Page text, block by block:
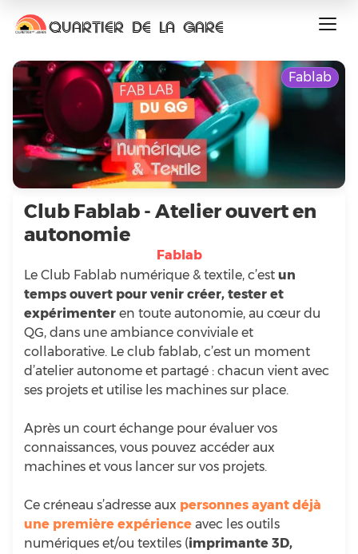
QUARTIER DE LA GARE
Fablab
Club Fablab - Atelier ouvert en
autonomie
Fablab
Le Club Fablab numérique & textile, c’est un
temps ouvert pour venir créer, tester et
expérimenter en toute autonomie, au cœur du
QG, dans une ambiance conviviale et
collaborative. Le club fablab, c’est un moment
d’atelier autonome et partagé : chacun vient avec
ses projets et utilise les machines sur place.
Après un court échange pour évaluer vos
connaissances, vous pouvez accéder aux
machines et vous lancer sur vos projets.
Ce créneau s’adresse aux personnes ayant déjà
une première expérience avec les outils
numériques et/ou textiles (imprimante 3D,